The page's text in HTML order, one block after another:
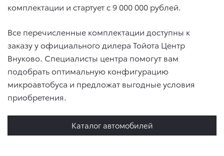
комплектации и стартует с 9 000 000 рублей.
Все перечисленные комплектации доступны к
заказу у официального дилера Тойота Центр
Внуково. Специалисты центра помогут вам
подобрать оптимальную конфигурацию
микроавтобуса и предложат выгодные условия
приобретения.
Каталог автомобилей